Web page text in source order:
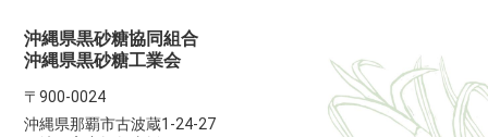
沖縄県黒砂糖協同組合
沖縄県黒砂糖工業会
〒900-0024
沖縄県那覇市古波蔵1-24-27